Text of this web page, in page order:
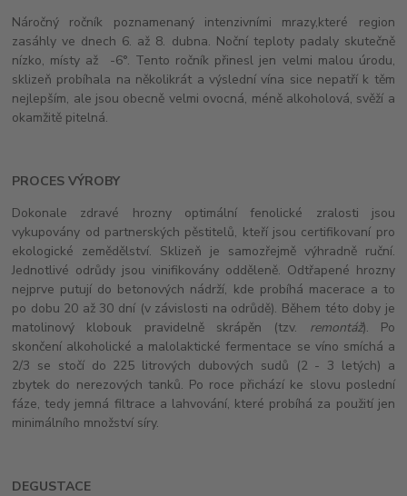
Náročný ročník poznamenaný intenzivními mrazy,které region
zasáhly ve dnech 6. až 8. dubna. Noční teploty padaly skutečně
nízko, místy až -6°. Tento ročník přinesl jen velmi malou úrodu,
sklizeň probíhala na několikrát a výslední vína sice nepatří k těm
nejlepším, ale jsou obecně velmi ovocná, méně alkoholová, svěží a
okamžitě pitelná.
PROCES VÝROBY
Dokonale zdravé hrozny optimální fenolické zralosti jsou
vykupovány od partnerských pěstitelů, kteří jsou certifikovaní pro
ekologické zemědělství. Sklizeň je samozřejmě výhradně ruční.
Jednotlivé odrůdy jsou vinifikovány odděleně. Odtřapené hrozny
nejprve putují do betonových nádrží, kde probíhá macerace a to
po dobu 20 až 30 dní (v závislosti na odrůdě). Během této doby je
matolinový klobouk pravidelně skrápěn (tzv. remontáž). Po
skončení alkoholické a malolaktické fermentace se víno smíchá a
2/3 se stočí do 225 litrových dubových sudů (2 - 3 letých) a
zbytek do nerezových tanků. Po roce přichází ke slovu poslední
fáze, tedy jemná filtrace a lahvování, které probíhá za použití jen
minimálního množství síry.
DEGUSTACE